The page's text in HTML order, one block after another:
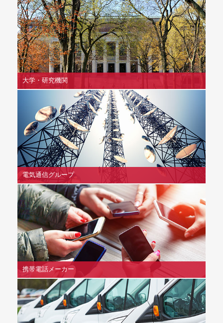
大学・研究機関
電気通信グループ
携帯電話メーカー